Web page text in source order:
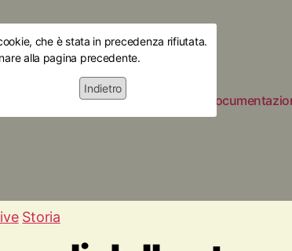
Le mostre
che è stata in precedenza rifiutata.
alla pagina precedente.
Indietro
Storia